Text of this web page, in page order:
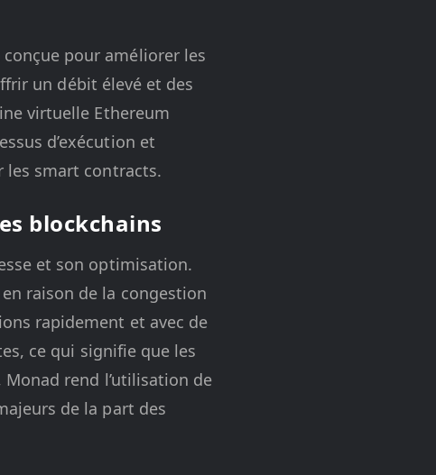
pour améliorer les
un débit élevé et des
virtuelle Ethereum
d’exécution et
les smart contracts.
blockchains
et son optimisation.
raison de la congestion
rapidement et avec de
ce qui signifie que les
Monad rend l’utilisation de
de la part des